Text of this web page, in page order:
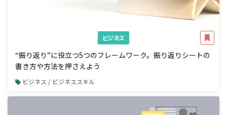
ビジネス
“振り返り”に役立つ5つのフレームワーク。振り返りシートの
書き方や方法を押さえよう
ビジネス / ビジネススキル